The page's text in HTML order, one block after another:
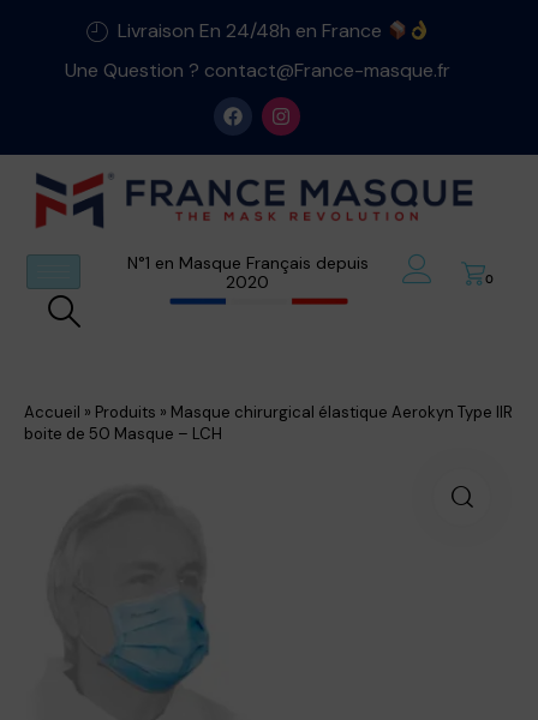
Livraison En 24/48h en France
Une Question ? contact@France-masque.fr
N°1 en Masque Français depuis
2020
0
Accueil » Produits » Masque chirurgical élastique Aerokyn Type IIR
boite de 50 Masque – LCH